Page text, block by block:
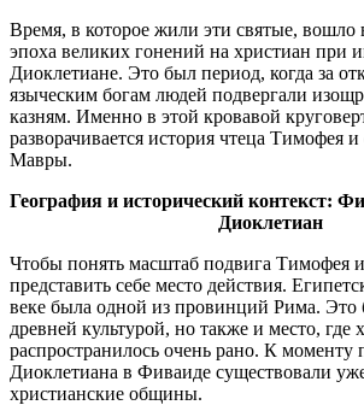
Время, в которое жили эти святые, вошло
эпоха великих гонений на христиан при
Диоклетиане. Это был период, когда за
языческим богам людей подвергали
казням. Именно в этой кровавой
разворачивается история чтеца Тимофея
Мавры.
География и исторический контекст:
Диоклетиан
Чтобы понять масштаб подвига
представить себе место действия.
веке была одной из провинций Рима. Это
древней культурой, но также и место, где
распространилось очень рано. К моменту
Диоклетиана в Фиваиде существовали
христианские общины.